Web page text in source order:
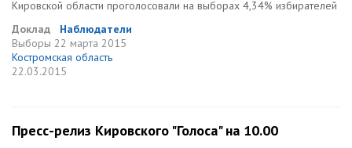
Кировской области проголосовали на выборах 4,34% избирателей
Доклад
Наблюдатели
Выборы 22 марта 2015
Костромская область
22.03.2015
Пресс-релиз Кировского "Голоса" на 10.00